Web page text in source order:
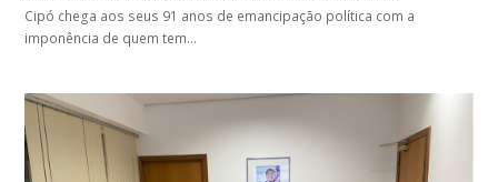
Cipó chega aos seus 91 anos de emancipação política com a
imponência de quem tem…